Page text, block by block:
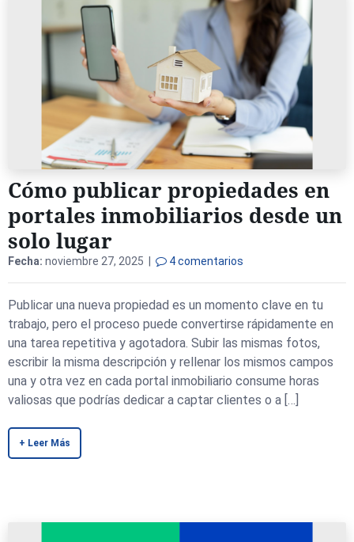
Cómo publicar propiedades en
portales inmobiliarios desde un
solo lugar
Fecha: noviembre 27, 2025 | 4 comentarios
Publicar una nueva propiedad es un momento clave en tu
trabajo, pero el proceso puede convertirse rápidamente en
una tarea repetitiva y agotadora. Subir las mismas fotos,
escribir la misma descripción y rellenar los mismos campos
una y otra vez en cada portal inmobiliario consume horas
valiosas que podrías dedicar a captar clientes o a […]
+ Leer Más